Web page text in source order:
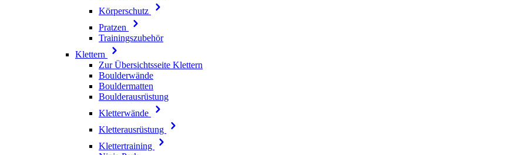
Körperschutz
Pratzen
Trainingszubehör
Klettern
Zur Übersichtsseite Klettern
Boulderwände
Bouldermatten
Boulderausrüstung
Kletterwände
Kletterausrüstung
Klettertraining